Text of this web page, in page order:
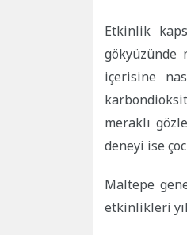
Etkinlik
gökyüzünde
içerisine
meraklı
deneyi ise
Maltepe
etkinlikleri